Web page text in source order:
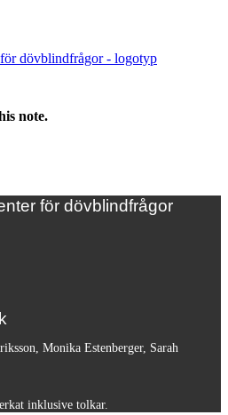
note.
för dövblindfrågor
Monika Estenberger, Sarah
inklusive tolkar.